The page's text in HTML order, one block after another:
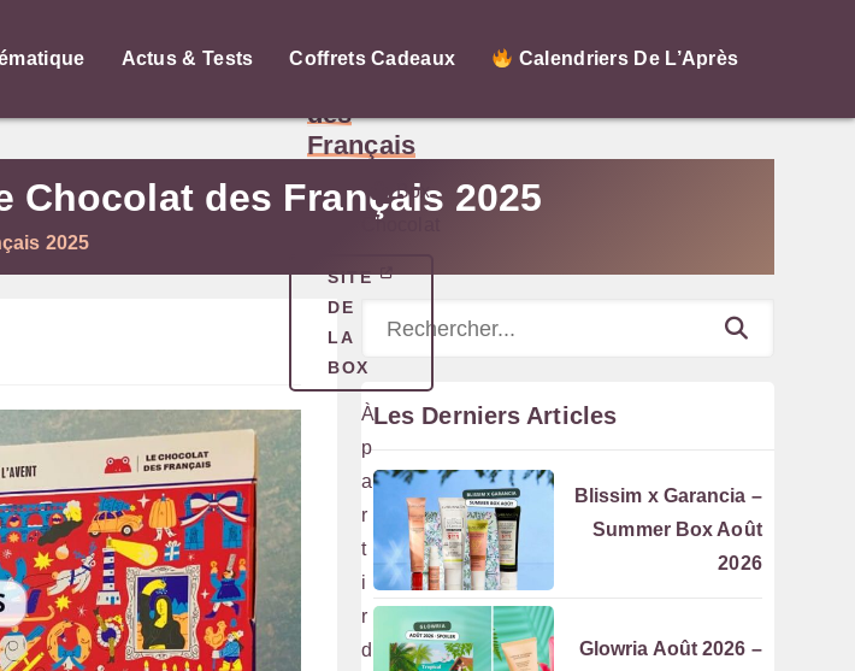
Actus & Tests Coffrets Cadeaux Calendriers De L’Après
Chocolat des Français 2025
2025
Les Derniers Articles
Blissim x Garancia –
Summer Box Août
2026
Glowria Août 2026 –
Le
des
Français
Box
Chocolat
SITE
DE
LA
BOX
À
p
a
r
t
i
r
d